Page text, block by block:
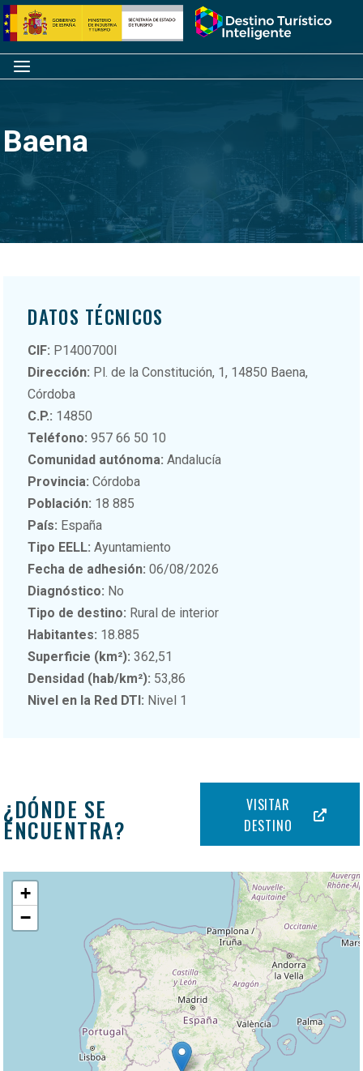
Saltar
al
contenido
Inicio
Menú
Baena
DATOS TÉCNICOS
CIF: P1400700I
Dirección: Pl. de la Constitución, 1, 14850 Baena,
Córdoba
C.P.: 14850
Teléfono: 957 66 50 10
Comunidad autónoma: Andalucía
Provincia: Córdoba
Población: 18 885
País: España
Tipo EELL: Ayuntamiento
Fecha de adhesión: 06/08/2026
Diagnóstico: No
Tipo de destino: Rural de interior
Habitantes: 18.885
Superficie (km²): 362,51
Densidad (hab/km²): 53,86
Nivel en la Red DTI: Nivel 1
¿DÓNDE SE
ENCUENTRA?
VISITAR
DESTINO
+
−